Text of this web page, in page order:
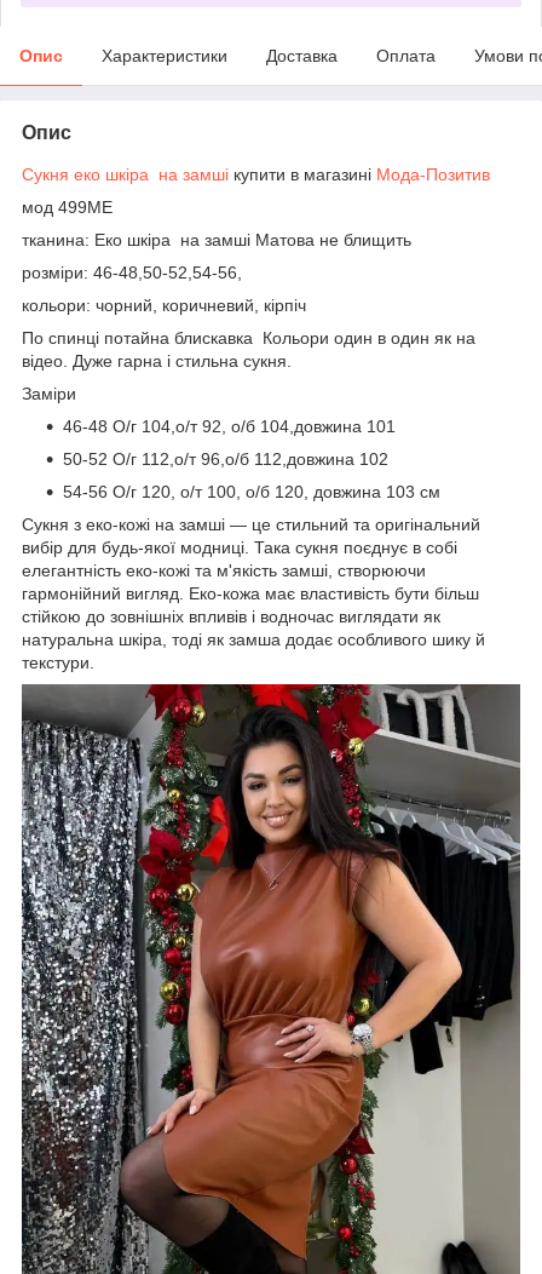
Опис Характеристики Доставка Оплата Умови
Опис
️Сукня еко шкіра на замші купити в магазині Мода-Позитив
мод 499МЕ
тканина: Еко шкіра на замші Матова не блищить
️розміри: 46-48,50-52,54-56, ️
кольори: чорний, коричневий, кірпіч
По спинці потайна блискавка Кольори один в один як на
відео. Дуже гарна і стильна сукня.
Заміри
46-48 О/г 104,о/т 92, о/б 104,довжина 101
50-52 О/г 112,о/т 96,о/б 112,довжина 102
54-56 О/г 120, о/т 100, о/б 120, довжина 103 см
Сукня з еко-кожі на замші — це стильний та оригінальний
вибір для будь-якої модниці. Така сукня поєднує в собі
елегантність еко-кожі та м'якість замші, створюючи
гармонійний вигляд. Еко-кожа має властивість бути більш
стійкою до зовнішніх впливів і водночас виглядати як
натуральна шкіра, тоді як замша додає особливого шику й
текстури.